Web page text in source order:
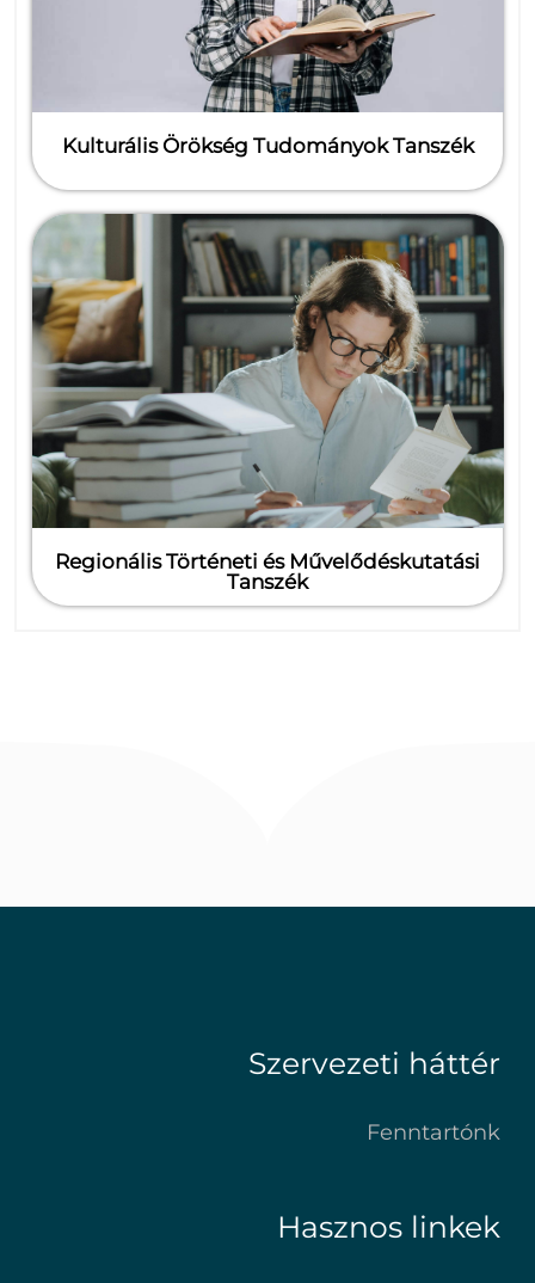
Kulturális Örökség Tudományok Tanszék
Regionális Történeti és Művelődéskutatási
Tanszék
Szervezeti háttér
Fenntartónk
Hasznos linkek